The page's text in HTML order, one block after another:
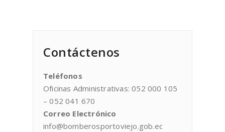
Contáctenos
Teléfonos
Oficinas Administrativas: 052 000 105
– 052 041 670
Correo Electrónico
info@bomberosportoviejo.gob.ec